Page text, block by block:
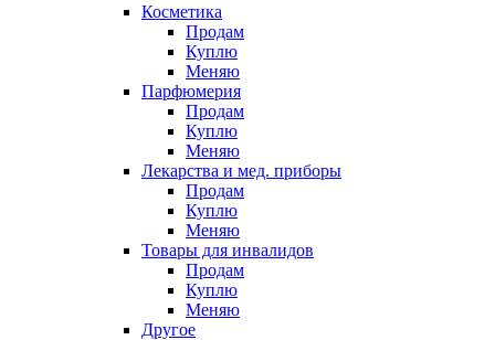
Косметика
Продам
Куплю
Меняю
Парфюмерия
Продам
Куплю
Меняю
Лекарства и мед. приборы
Продам
Куплю
Меняю
Товары для инвалидов
Продам
Куплю
Меняю
Другое